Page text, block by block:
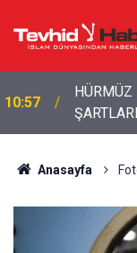
10:57
HÜRMÜZ
Anasayfa